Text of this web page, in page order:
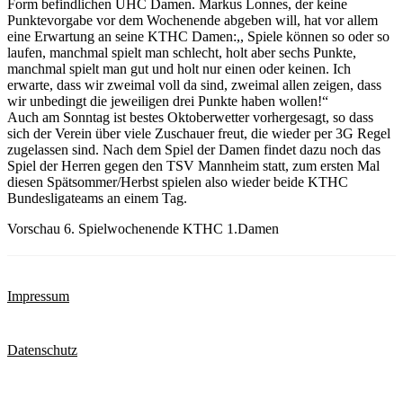
Form befindlichen UHC Damen. Markus Lonnes, der keine
Punktevorgabe vor dem Wochenende abgeben will, hat vor allem
eine Erwartung an seine KTHC Damen:,, Spiele können so oder so
laufen, manchmal spielt man schlecht, holt aber sechs Punkte,
manchmal spielt man gut und holt nur einen oder keinen. Ich
erwarte, dass wir zweimal voll da sind, zweimal allen zeigen, dass
wir unbedingt die jeweiligen drei Punkte haben wollen!“
Auch am Sonntag ist bestes Oktoberwetter vorhergesagt, so dass
sich der Verein über viele Zuschauer freut, die wieder per 3G Regel
zugelassen sind. Nach dem Spiel der Damen findet dazu noch das
Spiel der Herren gegen den TSV Mannheim statt, zum ersten Mal
diesen Spätsommer/Herbst spielen also wieder beide KTHC
Bundesligateams an einem Tag.
Vorschau 6. Spielwochenende KTHC 1.Damen
Impressum
Datenschutz